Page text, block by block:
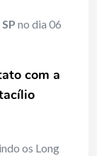
no dia 06
com a
os Long